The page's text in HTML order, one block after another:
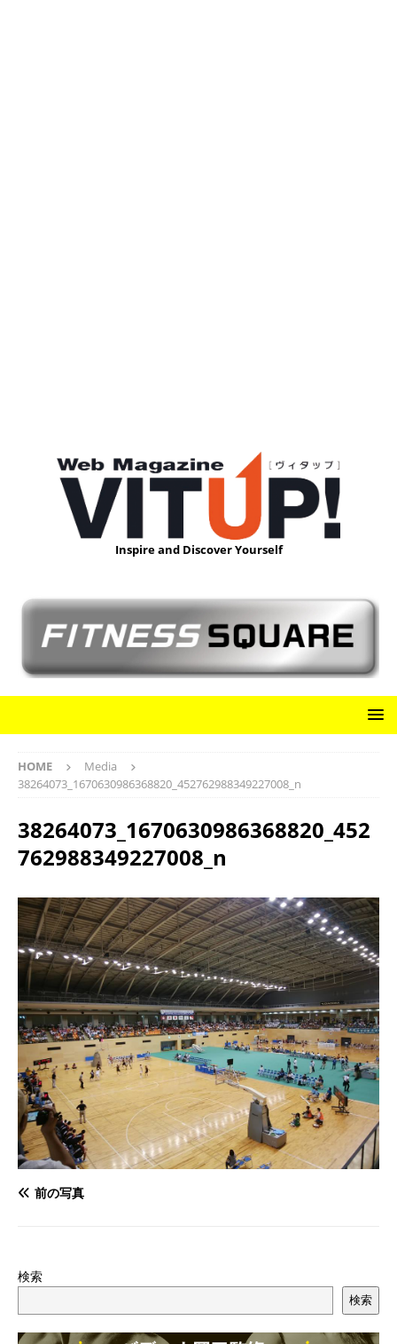
Inspire and Discover Yourself
HOME
Media
38264073_1670630986368820_452762988349227008_n
38264073_1670630986368820_452
762988349227008_n
前の写真
検索
検索